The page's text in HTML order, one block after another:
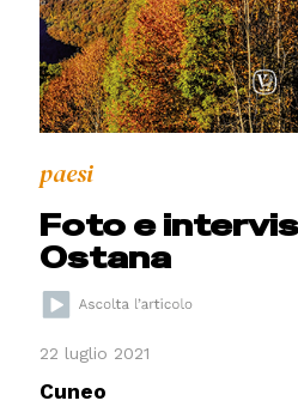
paesi
Foto e
Ostana
22 luglio 2021
Cuneo